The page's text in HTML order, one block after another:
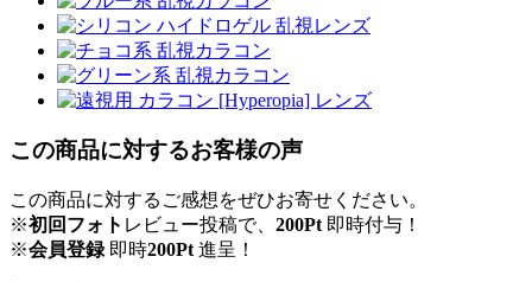
この商品に対するお客様の声
この商品に対するご感想をぜひお寄せください。
※初回フォト レビュー投稿で、 200Pt 即時付与！
※会員登録即時200Pt 進呈！